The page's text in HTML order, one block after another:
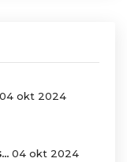
04 okt 2024
04 okt 2024